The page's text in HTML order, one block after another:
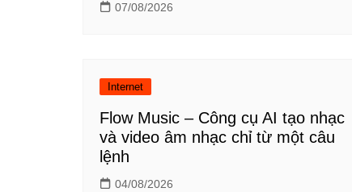
07/08/2026
Internet
Flow Music – Công cụ AI tạo nhạc
và video âm nhạc chỉ từ một câu
lệnh
04/08/2026